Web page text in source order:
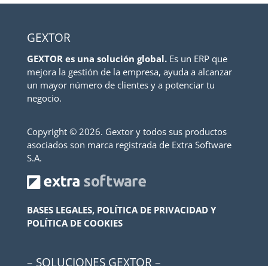
GEXTOR
GEXTOR es una solución global.Es un ERP que
mejora la gestión de la empresa, ayuda a alcanzar
un mayor número de clientes y a potenciar tu
negocio.
Copyright © 2026. Gextor y todos sus productos
asociados son marca registrada de Extra Software
S.A.
BASES LEGALES, POLÍTICA DE PRIVACIDAD Y
POLÍTICA DE COOKIES
– SOLUCIONES GEXTOR –